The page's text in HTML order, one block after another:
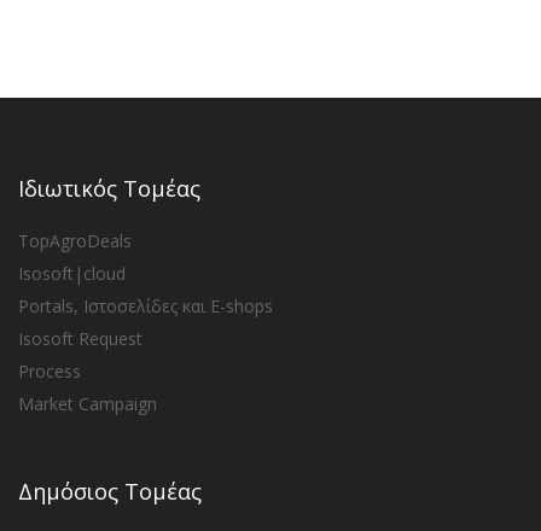
Ιδιωτικός Τομέας
TopAgroDeals
Isosoft|cloud
Portals, Ιστοσελίδες και E-shops
Isosoft Request
Process
Market Campaign
Δημόσιος Τομέας